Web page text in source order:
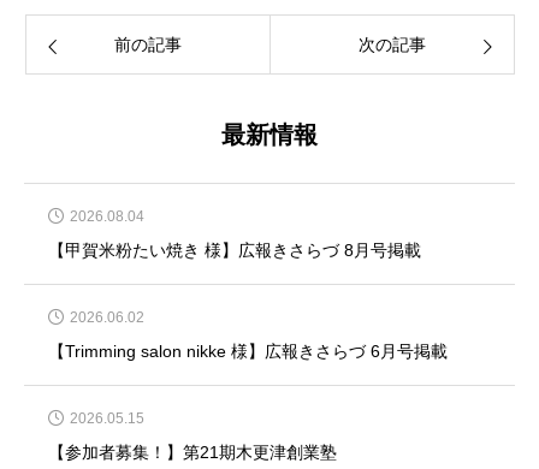
前の記事 次の記事
最新情報
2026.08.04
【甲賀米粉たい焼き 様】広報きさらづ 8月号掲載
2026.06.02
【Trimming salon nikke 様】広報きさらづ 6月号掲載
2026.05.15
【参加者募集！】第21期木更津創業塾